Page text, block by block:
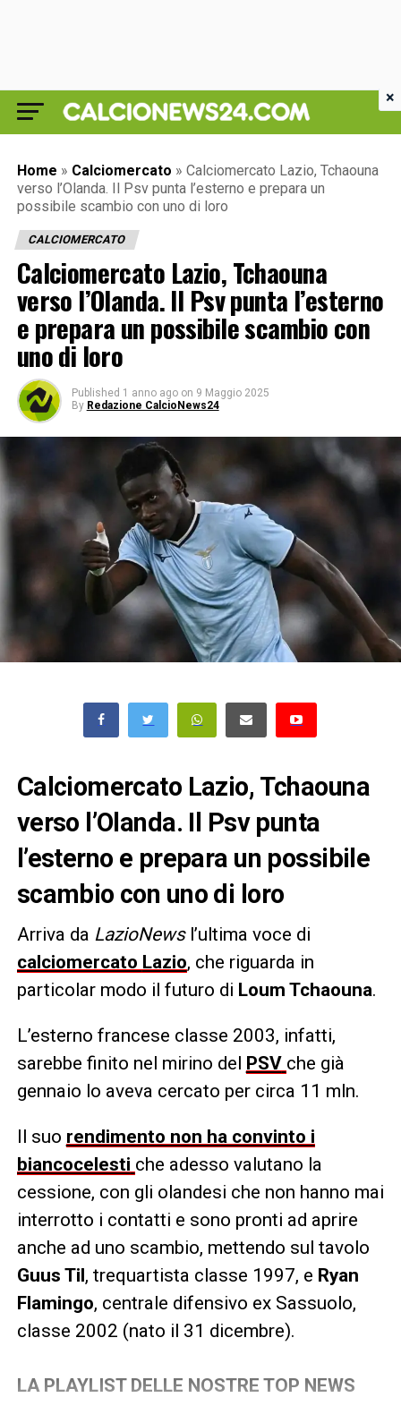
Home » Calciomercato » Calciomercato Lazio, Tchaouna
verso l’Olanda. Il Psv punta l’esterno e prepara un
possibile scambio con uno di loro
CALCIOMERCATO
Calciomercato Lazio, Tchaouna
verso l’Olanda. Il Psv punta l’esterno
e prepara un possibile scambio con
uno di loro
Published 1 anno ago on 9 Maggio 2025
By Redazione CalcioNews24
Calciomercato Lazio, Tchaouna
verso l’Olanda. Il Psv punta
l’esterno e prepara un possibile
scambio con uno di loro
Arriva da LazioNewsl’ultima voce di
calciomercato Lazio, che riguarda in
particolar modo il futuro di Loum Tchaouna.
L’esterno francese classe 2003, infatti,
sarebbe finito nel mirino del PSV che già
gennaio lo aveva cercato per circa 11 mln.
Il suo rendimento non ha convinto i
biancocelesti che adesso valutano la
cessione, con gli olandesi che non hanno mai
interrotto i contatti e sono pronti ad aprire
anche ad uno scambio, mettendo sul tavolo
Guus Til, trequartista classe 1997, e Ryan
Flamingo, centrale difensivo ex Sassuolo,
classe 2002 (nato il 31 dicembre).
LA PLAYLIST DELLE NOSTRE TOP NEWS
×